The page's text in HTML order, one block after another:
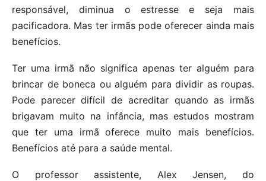
responsável, diminua o estresse e seja mais
pacificadora. Mas ter irmãs pode oferecer ainda mais
benefícios.
Ter uma irmã não significa apenas ter alguém para
brincar de boneca ou alguém para dividir as roupas.
Pode parecer difícil de acreditar quando as irmãs
brigavam muito na infância, mas estudos mostram
que ter uma irmã oferece muito mais benefícios.
Benefícios até para a saúde mental.
O professor assistente, Alex Jensen, do